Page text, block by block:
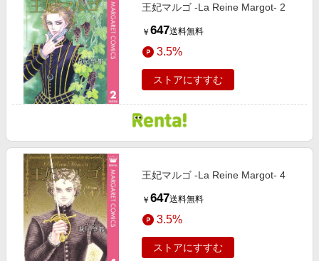
王妃マルゴ -La Reine Margot- 2
￥ 647送料無料
3.5%
ストアにすすむ
王妃マルゴ -La Reine Margot- 4
￥ 647送料無料
3.5%
ストアにすすむ